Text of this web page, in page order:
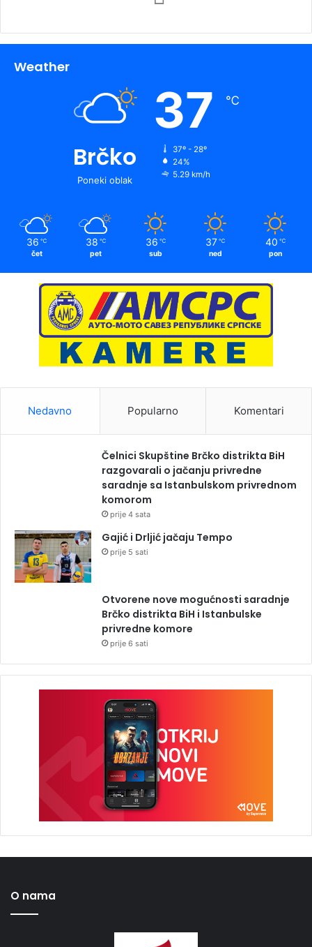
Weather
Brčko
Poneki oblak
37 ℃
37º - 28º
24%
5.29 km/h
36 ℃
čet
38 ℃
pet
36 ℃
sub
37 ℃
ned
40 ℃
pon
Nedavno Popularno Komentari
Čelnici Skupštine Brčko distrikta BiH
razgovarali o jačanju privredne
saradnje sa Istanbulskom privrednom
komorom
prije 4 sata
Gajić i Drljić jačaju Tempo
prije 5 sati
Otvorene nove mogućnosti saradnje
Brčko distrikta BiH i Istanbulske
privredne komore
prije 6 sati
O nama